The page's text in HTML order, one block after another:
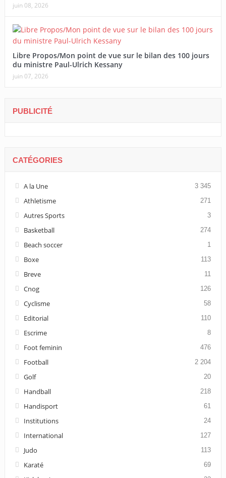
juin 08, 2026
Libre Propos/Mon point de vue sur le bilan des 100 jours
du ministre Paul-Ulrich Kessany
juin 07, 2026
PUBLICITÉ
CATÉGORIES
A la Une 3 345
Athletisme 271
Autres Sports 3
Basketball 274
Beach soccer 1
Boxe 113
Breve 11
Cnog 126
Cyclisme 58
Editorial 110
Escrime 8
Foot feminin 476
Football 2 204
Golf 20
Handball 218
Handisport 61
Institutions 24
International 127
Judo 113
Karaté 69